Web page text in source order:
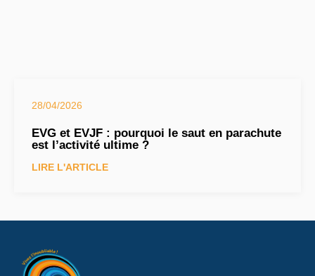
28/04/2026
EVG et EVJF : pourquoi le saut en parachute
est l’activité ultime ?
LIRE L'ARTICLE